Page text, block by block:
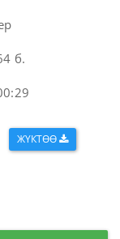
б.
ЖҮКТӨӨ